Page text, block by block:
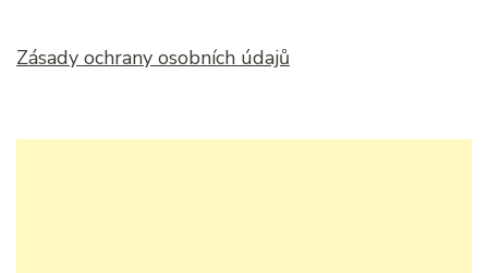
Zásady ochrany osobních údajů